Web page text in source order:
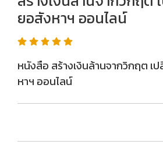
ยอสังหาฯ ออนไลน์
หนังสือ สร้างเงินล้านจากวิกฤต เ
หาฯ ออนไลน์